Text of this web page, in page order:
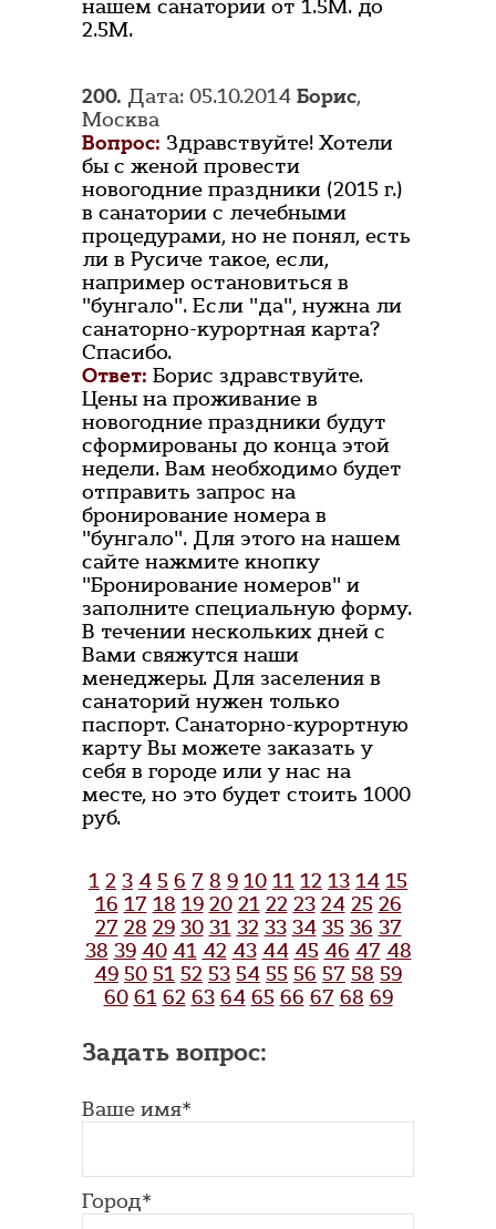
нашем санатории от 1.5М. до
2.5М.
200. Дата: 05.10.2014 Борис,
Москва
Вопрос: Здравствуйте! Хотели
бы с женой провести
новогодние праздники (2015 г.)
в санатории с лечебными
процедурами, но не понял, есть
ли в Русиче такое, если,
например остановиться в
"бунгало". Если "да", нужна ли
санаторно-курортная карта?
Спасибо.
Ответ: Борис здравствуйте.
Цены на проживание в
новогодние праздники будут
сформированы до конца этой
недели. Вам необходимо будет
отправить запрос на
бронирование номера в
"бунгало". Для этого на нашем
сайте нажмите кнопку
"Бронирование номеров" и
заполните специальную форму.
В течении нескольких дней с
Вами свяжутся наши
менеджеры. Для заселения в
санаторий нужен только
паспорт. Санаторно-курортную
карту Вы можете заказать у
себя в городе или у нас на
месте, но это будет стоить 1000
руб.
1 2 3 4 5 6 7 8 9 10 11 12 13 14 15
16 17 18 19 20 21 22 23 24 25 26
27 28 29 30 31 32 33 34 35 36 37
38 39 40 41 42 43 44 45 46 47 48
49 50 51 52 53 54 55 56 57 58 59
60 61 62 63 64 65 66 67 68 69
Задать вопрос:
Ваше имя*
Город*